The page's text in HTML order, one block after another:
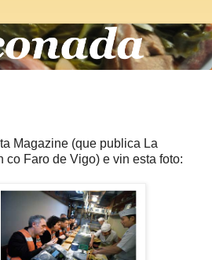
Magazine (que publica La
co Faro de Vigo) e vin esta foto: